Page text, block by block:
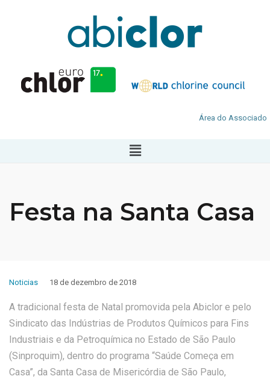
Área do Associado
Festa na Santa Casa
Noticias 18 de dezembro de 2018
A tradicional festa de Natal promovida pela Abiclor e pelo
Sindicato das Indústrias de Produtos Químicos para Fins
Industriais e da Petroquímica no Estado de São Paulo
(Sinproquim), dentro do programa “Saúde Começa em
Casa”, da Santa Casa de Misericórdia de São Paulo,